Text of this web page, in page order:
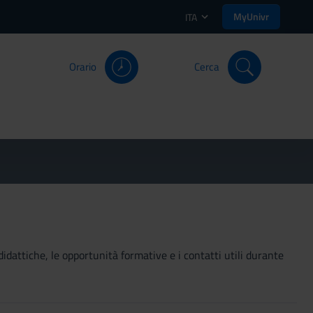
ITA MyUnivr
Orario Cerca
le opportunità formative e i contatti utili durante